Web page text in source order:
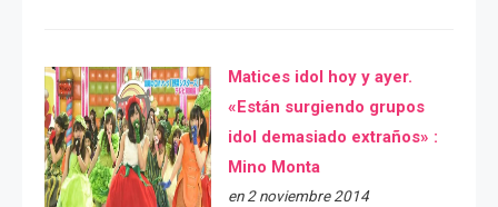
Matices idol hoy y ayer.
«Están surgiendo grupos
idol demasiado extraños» :
Mino Monta
en 2 noviembre 2014